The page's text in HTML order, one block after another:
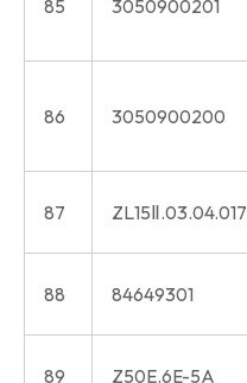
85 3050900201
86 3050900200
87 ZL15Ⅱ.03.04.017
88 84649301
89 Z50E.6E-5A